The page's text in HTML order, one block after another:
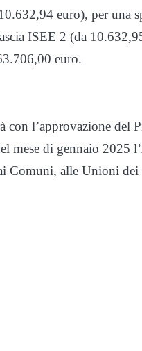
euro), per una
ISEE 2 (da
euro.
con l’approvazione del
mese di gennaio 2025
Comuni, alle Unioni dei